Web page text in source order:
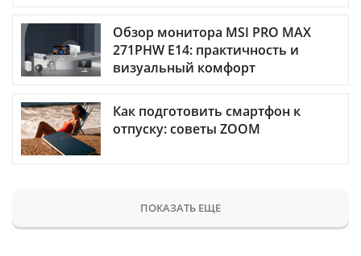
Обзор монитора MSI PRO MAX
271PHW E14: практичность и
визуальный комфорт
Как подготовить смартфон к
отпуску: советы ZOOM
ПОКАЗАТЬ ЕЩЕ